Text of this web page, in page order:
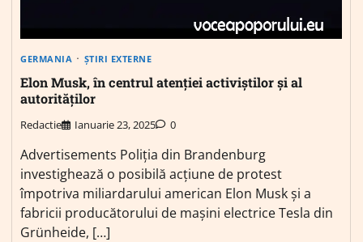
GERMANIA ȘTIRI EXTERNE
Elon Musk, în centrul atenției activiștilor și al
autorităților
Redactie Ianuarie 23, 2025 0
Advertisements Poliția din Brandenburg
investighează o posibilă acțiune de protest
împotriva miliardarului american Elon Musk și a
fabricii producătorului de mașini electrice Tesla din
Grünheide, […]